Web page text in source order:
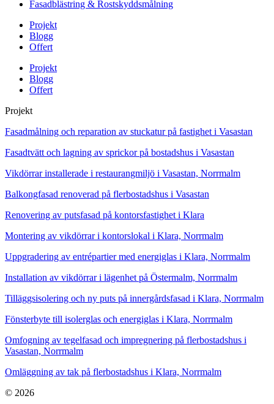
Fasadblästring & Rostskyddsmålning
Projekt
Blogg
Offert
Projekt
Blogg
Offert
Projekt
Fasadmålning och reparation av stuckatur på fastighet i Vasastan
Fasadtvätt och lagning av sprickor på bostadshus i Vasastan
Vikdörrar installerade i restaurangmiljö i Vasastan, Norrmalm
Balkongfasad renoverad på flerbostadshus i Vasastan
Renovering av putsfasad på kontorsfastighet i Klara
Montering av vikdörrar i kontorslokal i Klara, Norrmalm
Uppgradering av entrépartier med energiglas i Klara, Norrmalm
Installation av vikdörrar i lägenhet på Östermalm, Norrmalm
Tilläggsisolering och ny puts på innergårdsfasad i Klara, Norrmalm
Fönsterbyte till isolerglas och energiglas i Klara, Norrmalm
Omfogning av tegelfasad och impregnering på flerbostadshus i
Vasastan, Norrmalm
Omläggning av tak på flerbostadshus i Klara, Norrmalm
© 2026